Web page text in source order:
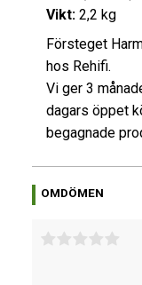
Vikt:2,2 kg
Försteget
hos Rehifi.
Vi ger 3
dagars öppet
begagnade
OMDÖMEN